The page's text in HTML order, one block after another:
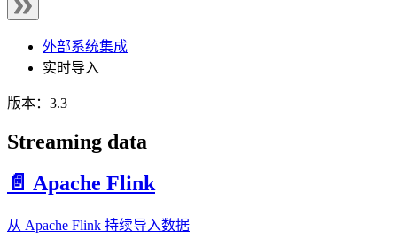
外部系统集成
实时导入
版本：3.3
Streaming data
📄️ Apache Flink
从 Apache Flink 持续导入数据